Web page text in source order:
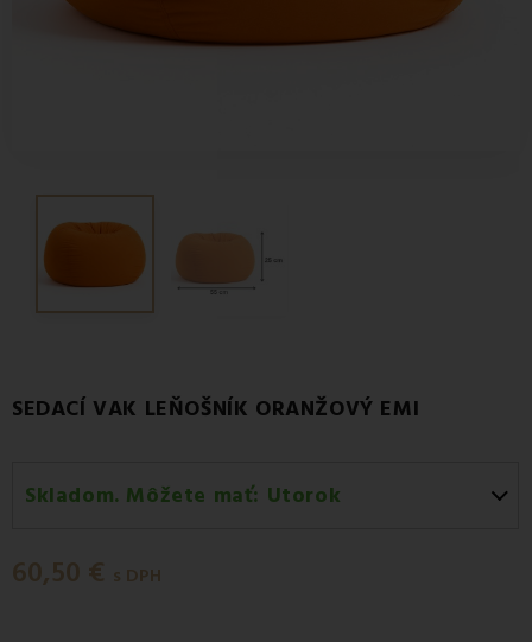
SEDACÍ VAK LEŇOŠNÍK ORANŽOVÝ EMI
Skladom. Môžete mať: Utorok
Utorok 11.08
60,50 € s DPH